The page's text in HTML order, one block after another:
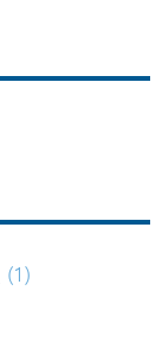
(1)